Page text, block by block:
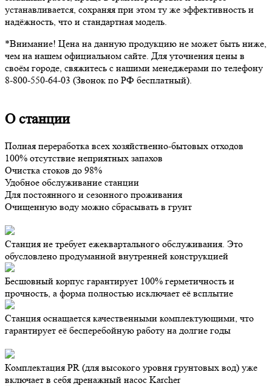
устанавливается, сохраняя при этом ту же эффективность и
надёжность, что и стандартная модель.
*Внимание! Цена на данную продукцию не может быть ниже,
чем на нашем официальном сайте. Для уточнения цены в
своём городе, свяжитесь с нашими менеджерами по телефону
8-800-550-64-03 (Звонок по РФ бесплатный).
О станции
Полная переработка всех хозяйственно-бытовых отходов
100% отсутствие неприятных запахов
Очистка стоков до 98%
Удобное обслуживание станции
Для постоянного и сезонного проживания
Очищенную воду можно сбрасывать в грунт
Станция не требует ежеквартального обслуживания. Это
обусловлено продуманной внутренней конструкцией
Бесшовный корпус гарантирует 100% герметичность и
прочность, а форма полностью исключает её всплытие
Станция оснащается качественными комплектующими, что
гарантирует её бесперебойную работу на долгие годы
Комплектация PR (для высокого уровня грунтовых вод) уже
включает в себя дренажный насос Karcher